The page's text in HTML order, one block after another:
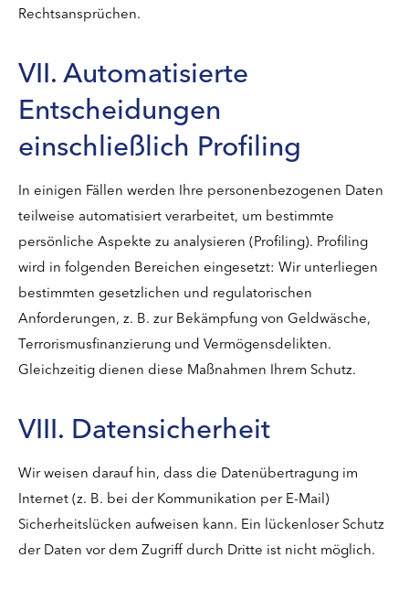
Rechtsansprüchen.
VII. Automatisierte
Entscheidungen
einschließlich Profiling
In einigen Fällen werden Ihre personenbezogenen Daten
teilweise automatisiert verarbeitet, um bestimmte
persönliche Aspekte zu analysieren (Profiling). Profiling
wird in folgenden Bereichen eingesetzt: Wir unterliegen
bestimmten gesetzlichen und regulatorischen
Anforderungen, z. B. zur Bekämpfung von Geldwäsche,
Terrorismusfinanzierung und Vermögensdelikten.
Gleichzeitig dienen diese Maßnahmen Ihrem Schutz.
VIII. Datensicherheit
Wir weisen darauf hin, dass die Datenübertragung im
Internet (z. B. bei der Kommunikation per E-Mail)
Sicherheitslücken aufweisen kann. Ein lückenloser Schutz
der Daten vor dem Zugriff durch Dritte ist nicht möglich.